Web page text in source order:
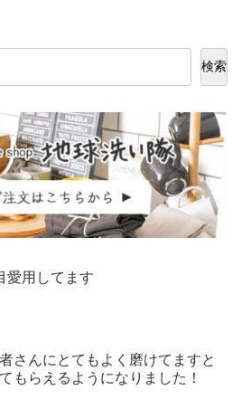
検索
愛用してます
さんにとてもよく磨けてますと
もらえるようになりました！